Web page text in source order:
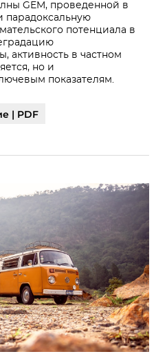
GEM, проведенной в
парадоксальную
потенциала в
активность в частном
но и
показателям.
| PDF